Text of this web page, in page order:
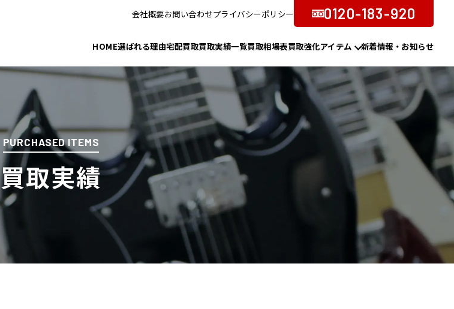
会社概要お問い合わせプライバシーポリシー 0120-183-920
HOME選ばれる理由宅配買取買取実績一覧買取相場表買取強化アイテム 新着情報・お知らせ
PURCHASED ITEMS
買取実績